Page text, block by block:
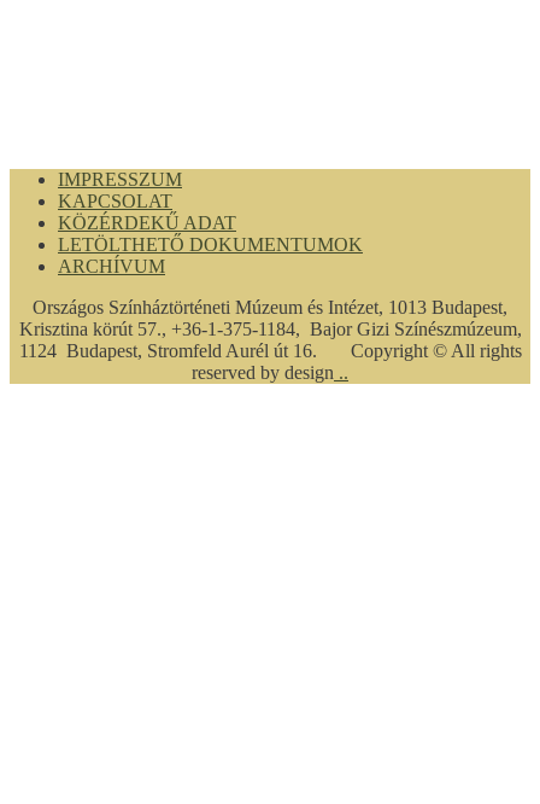
IMPRESSZUM
KAPCSOLAT
KÖZÉRDEKŰ ADAT
LETÖLTHETŐ DOKUMENTUMOK
ARCHÍVUM
Országos Színháztörténeti Múzeum és Intézet, 1013 Budapest,
Krisztina körút 57., +36-1-375-1184, Bajor Gizi Színészmúzeum,
1124 Budapest, Stromfeld Aurél út 16. Copyright © All rights
reserved by design ..